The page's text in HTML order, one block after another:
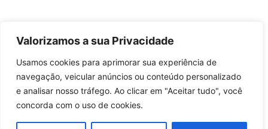
Valorizamos a sua Privacidade
Usamos cookies para aprimorar sua experiência de
navegação, veicular anúncios ou conteúdo personalizado
e analisar nosso tráfego. Ao clicar em "Aceitar tudo", você
concorda com o uso de cookies.